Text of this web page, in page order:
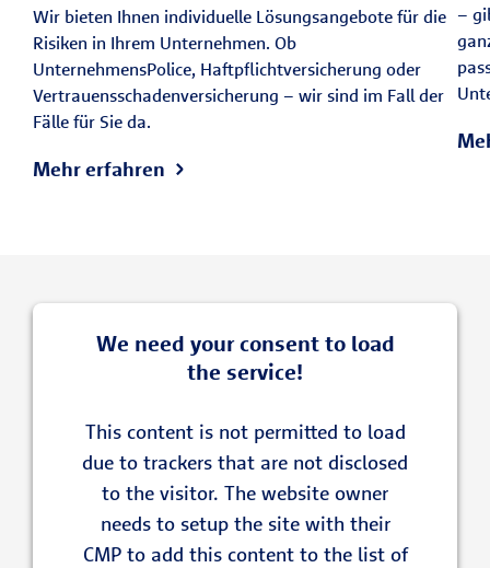
Wir bieten Ihnen individuelle Lösungsangebote für die
Risiken in Ihrem Unternehmen. Ob
UnternehmensPolice, Haftpflichtversicherung oder
Vertrauensschadenversicherung – wir sind im Fall der
Fälle für Sie da.
Mehr erfahren
–
We need your consent to load
the service!
This content is not permitted to load
due to trackers that are not disclosed
to the visitor. The website owner
needs to setup the site with their
CMP to add this content to the list of